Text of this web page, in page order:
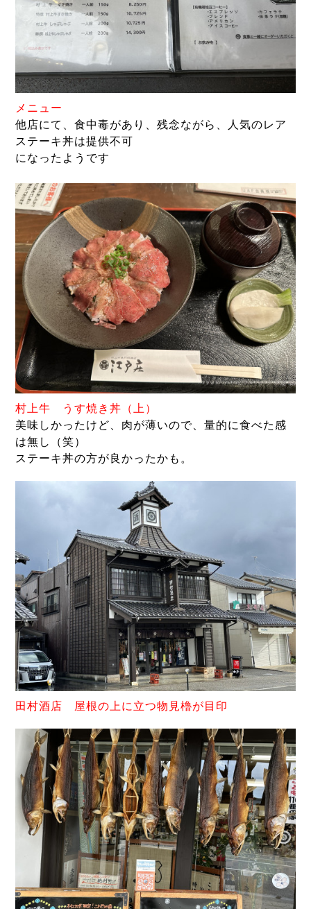
メニュー
他店にて、食中毒があり、残念ながら、人気のレア
ステーキ丼は提供不可
になったようです
村上牛 うす焼き丼（上）
美味しかったけど、肉が薄いので、量的に食べた感
は無し（笑）
ステーキ丼の方が良かったかも。
田村酒店 屋根の上に立つ物見櫓が目印